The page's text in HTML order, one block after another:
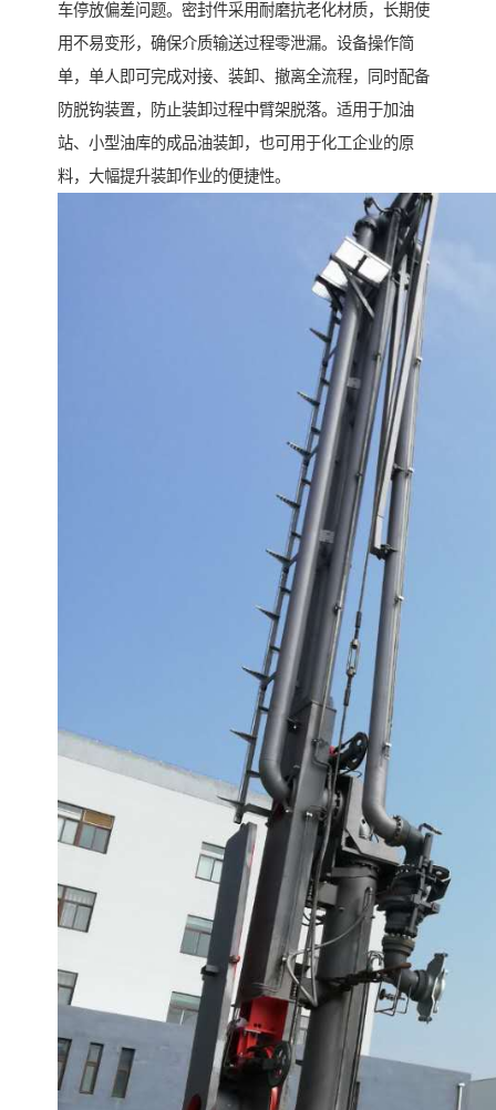
车停放偏差问题。密封件采用耐磨抗老化材质，长期使
用不易变形，确保介质输送过程零泄漏。设备操作简
单，单人即可完成对接、装卸、撤离全流程，同时配备
防脱钩装置，防止装卸过程中臂架脱落。适用于加油
站、小型油库的成品油装卸，也可用于化工企业的原
料，大幅提升装卸作业的便捷性。